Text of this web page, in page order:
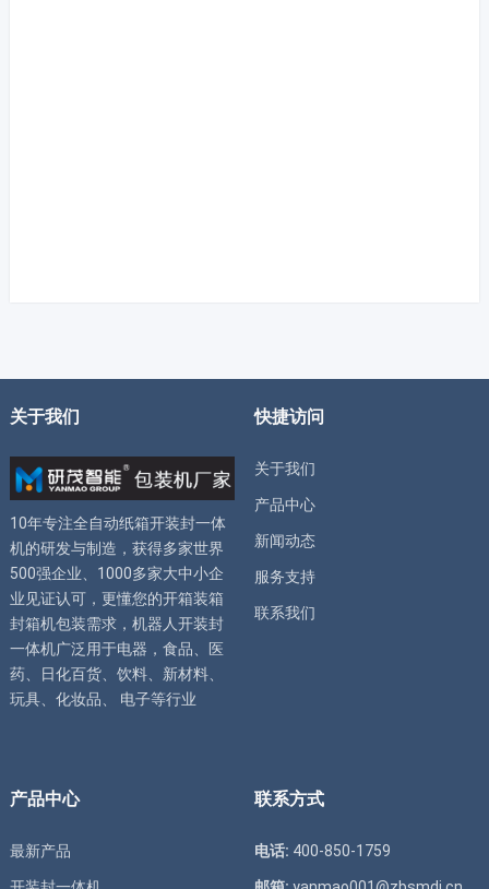
关于我们
10年专注全自动纸箱开装封一体
机的研发与制造，获得多家世界
500强企业、1000多家大中小企
业见证认可，更懂您的开箱装箱
封箱机包装需求， 机器人开装封
一体机广泛用于电器，食品、医
药、日化百货、饮料、新材料、
玩具、化妆品、 电子等行业
快捷访问
关于我们
产品中心
新闻动态
服务支持
联系我们
产品中心
最新产品
联系方式
电话: 400-850-1759